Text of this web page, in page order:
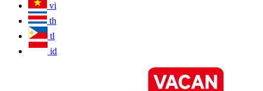
vi
th
tl
id